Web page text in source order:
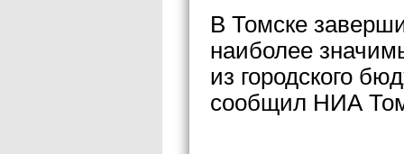
В Томске
наиболее
из городского
сообщил НИА